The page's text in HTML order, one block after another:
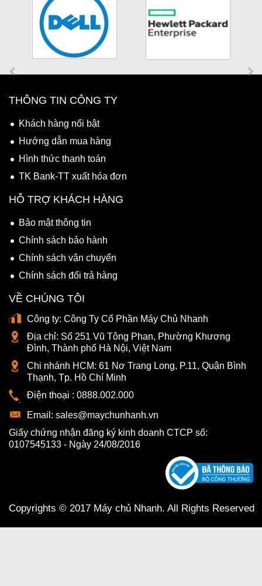
THÔNG TIN CÔNG TY
Khách hàng nổi bật
Hướng dẫn mua hàng
Hình thức thanh toán
TK Bank-TT xuất hóa đơn
HỖ TRỢ KHÁCH HÀNG
Bảo mật thông tin
Chính sách bảo hành
Chính sách vận chuyển
Chính sách đổi trả hàng
VỀ CHÚNG TÔI
Công ty: Công Ty Cổ Phần Máy Chủ Nhanh
Địa chỉ: Số 251 Vũ Tông Phan, Phường Khương
Đình, Thành phố Hà Nội, Việt Nam
Chi nhánh HCM: 61 Nơ Trang Long, P.11, Quận Bình
Thạnh, Tp. Hồ Chí Minh
Điện thoại : 0888.002.000
Email: sales@maychunhanh.vn
Giấy chứng nhận đăng ký kinh doanh CTCP số:
0107545133 - Ngày 24/08/2016
Copyrights © 2017 Máy chủ Nhanh. All Rights Reserved